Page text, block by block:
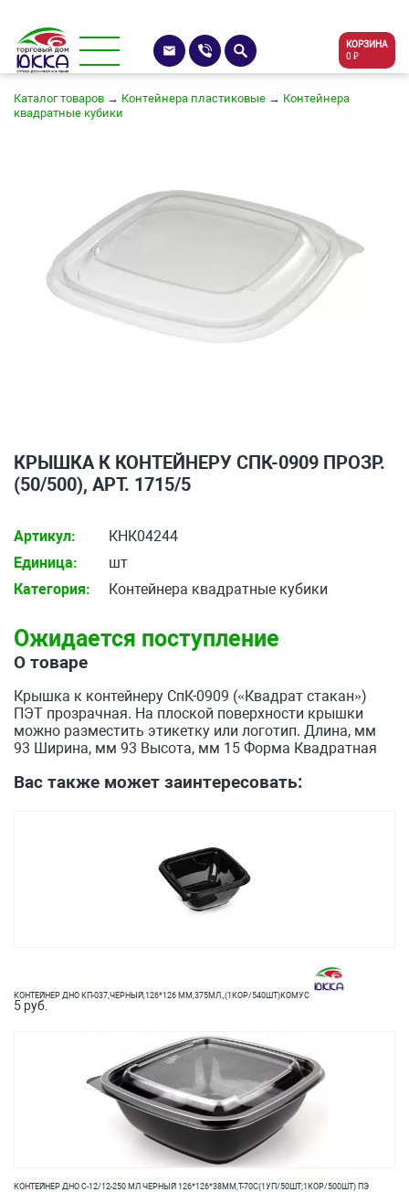
КОРЗИНА
0 ₽
Каталог товаров → Контейнера пластиковые → Контейнера
квадратные кубики
КРЫШКА К КОНТЕЙНЕРУ СПК-0909 ПРОЗР.
(50/500), АРТ. 1715/5
Артикул:
КНК04244
Единица:
шт
Категория:
Контейнера квадратные кубики
Ожидается поступление
О товаре
Крышка к контейнеру СпК-0909 («Квадрат стакан»)
ПЭТ прозрачная. На плоской поверхности крышки
можно разместить этикетку или логотип. Длина, мм
93 Ширина, мм 93 Высота, мм 15 Форма Квадратная
Вас также может заинтересовать:
КОНТЕЙНЕР ДНО КП-037,ЧЕРНЫЙ,126*126 ММ,375МЛ.,(1КОР/540ШТ)КОМУС
5 руб.
КОНТЕЙНЕР ДНО С-12/12-250 МЛ ЧЕРНЫЙ 126*126*38ММ,T-70С(1УП/50ШТ;1КОР/500ШТ) ПЭ